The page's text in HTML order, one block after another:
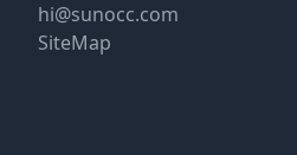
hi@sunocc.com
SiteMap